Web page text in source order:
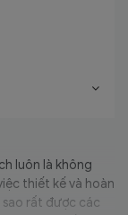
luôn là không
thiết kế và hoàn
rất được các